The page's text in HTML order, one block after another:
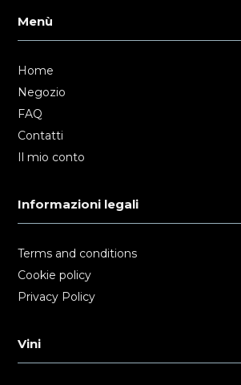
Menù
Home
Negozio
FAQ
Contatti
Il mio conto
Informazioni legali
Terms and conditions
Cookie policy
Privacy Policy
Vini